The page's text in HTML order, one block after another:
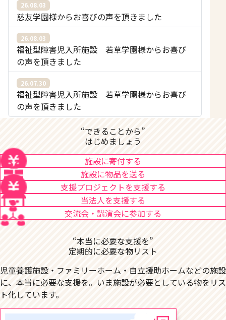
26.08.03
慈友学園様からお喜びの声を頂きました
26.08.03
福祉型障害児入所施設 若草学園様からお喜び
の声を頂きました
26.07.30
福祉型障害児入所施設 若草学園様からお喜び
の声を頂きました
“できることから”
はじめましょう
施設に寄付する
施設に物品を送る
支援プロジェクトを支援する
当法人を支援する
交流会・講演会に参加する
“本当に必要な支援を”
定期的に必要な物リスト
児童養護施設・ファミリーホーム・自立援助ホームなどの施設
に、本当に必要な支援を。いま施設が必要としている物をリス
ト化しています。